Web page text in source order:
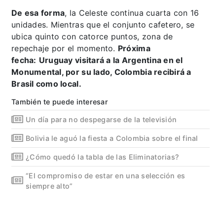
De esa forma, la Celeste continua cuarta con 16
unidades. Mientras que el conjunto cafetero, se
ubica quinto con catorce puntos, zona de
repechaje por el momento. Próxima
fecha: Uruguay visitará a la Argentina en el
Monumental, por su lado, Colombia recibirá a
Brasil como local.
También te puede interesar
Un día para no despegarse de la televisión
Bolivia le aguó la fiesta a Colombia sobre el final
¿Cómo quedó la tabla de las Eliminatorias?
“El compromiso de estar en una selección es
siempre alto”